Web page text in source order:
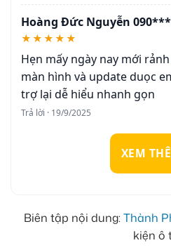
Hoàng Đức Nguyễn
★★★★★
Hẹn mấy ngày nay mới
màn hình và update duọc
trợ lại dễ hiểu nhanh gọn
Trả lời · 19/9/2025
XEM
Biên tập nội dung:Thành
kiện ô